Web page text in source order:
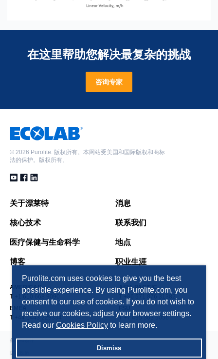
Purolite.com uses cookies to give you the best
possible experience. By using Purolite.com, you
consent to our use of cookies. If you do not wish to
receive our cookies, adjust your browser settings.
Read our Cookies Policy to learn more.
Dismiss
在这里帮助您解决最复杂的挑战
咨询专家
© 2026 Purolite. 版权所有。本网站受美国和国际版权和商标
法的保护。版权所有。
关于漂莱特
核心技术
医疗保健与生命科学
博客
消息
联系我们
地点
职业生涯
AMERICAS
T +1 610 668 9090
ASIA PACIFIC
EMEA
T +44 1443 229334
T +7 495 363 5056
条款和条件
隐私政策